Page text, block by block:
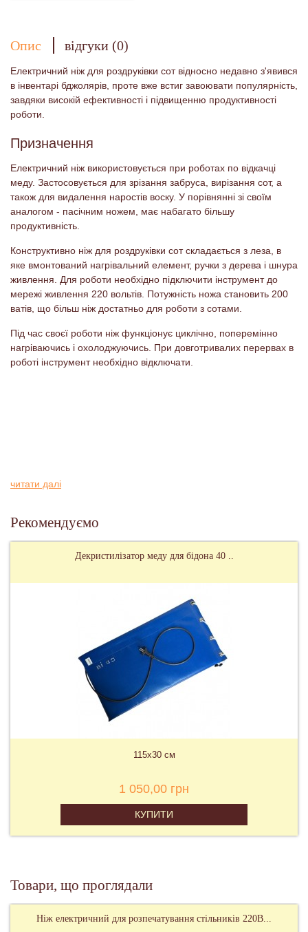
Опис відгуки (0)
Електричний ніж для роздруківки сот відносно недавно з'явився
в інвентарі бджолярів, проте вже встиг завоювати популярність,
завдяки високій ефективності і підвищенню продуктивності
роботи.
Призначення
Електричний ніж використовується при роботах по відкачці
меду. Застосовується для зрізання забруса, вирізання сот, а
також для видалення наростів воску. У порівнянні зі своїм
аналогом - пасічним ножем, має набагато більшу
продуктивність.
Конструктивно ніж для роздруківки сот складається з леза, в
яке вмонтований нагрівальний елемент, ручки з дерева і шнура
живлення. Для роботи необхідно підключити інструмент до
мережі живлення 220 вольтів. Потужність ножа становить 200
ватів, що більш ніж достатньо для роботи з сотами.
Під час своєї роботи ніж функціонує циклічно, поперемінно
нагріваючись і охолоджуючись. При довготривалих перервах в
роботі інструмент необхідно відключати.
читати далі
Рекомендуємо
Декристилізатор меду для бідона 40 ..
115х30 см
1 050,00 грн
КУПИТИ
Товари, що проглядали
Ніж електричний для розпечатування стільників 220В...